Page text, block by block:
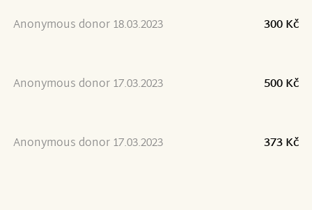
Anonymous donor 18.03.2023 300 Kč
Anonymous donor 17.03.2023 500 Kč
Anonymous donor 17.03.2023 373 Kč